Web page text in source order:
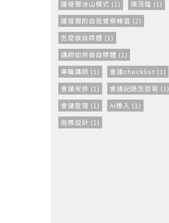
薩提爾冰山模式 (1)
陳茂雄 (1)
薩提爾的自我覺察練習 (2)
怎麼做自媒體 (1)
講師如何做自媒體 (1)
專職講師 (1)
會議checklist (1)
會議安排 (1)
會議記錄怎麼寫 (1)
會議管理 (1)
AI導入 (1)
指標設計 (1)